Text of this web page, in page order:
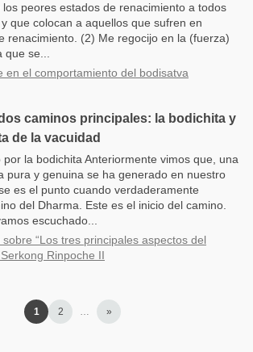
peores estados de renacimiento a todos
que colocan a aquellos que sufren en
renacimiento. (2) Me regocijo en la (fuerza)
se...
en el comportamiento del bodisatva
caminos principales: la bodichita y
de la vacuidad
la bodichita Anteriormente vimos que, una
pura y genuina se ha generado en nuestro
es el punto cuando verdaderamente
del Dharma. Este es el inicio del camino.
escuchado...
“Los tres principales aspectos del
Rinpoche II
1 2 … »